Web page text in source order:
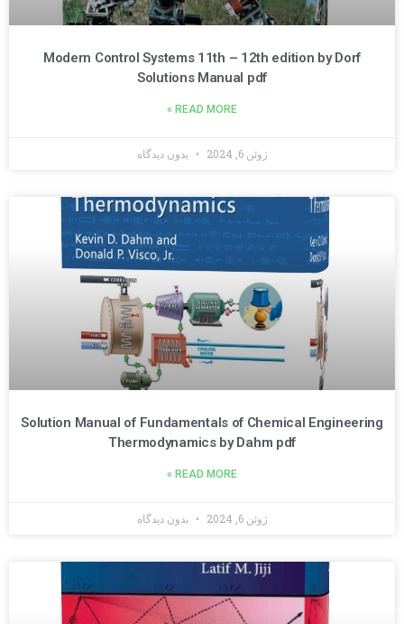
Modern Control Systems 11th – 12th edition by Dorf
Solutions Manual pdf
READ MORE »
ژوئن 6, 2024 بدون دیدگاه
Solution Manual of Fundamentals of Chemical Engineering
Thermodynamics by Dahm pdf
READ MORE »
ژوئن 6, 2024 بدون دیدگاه